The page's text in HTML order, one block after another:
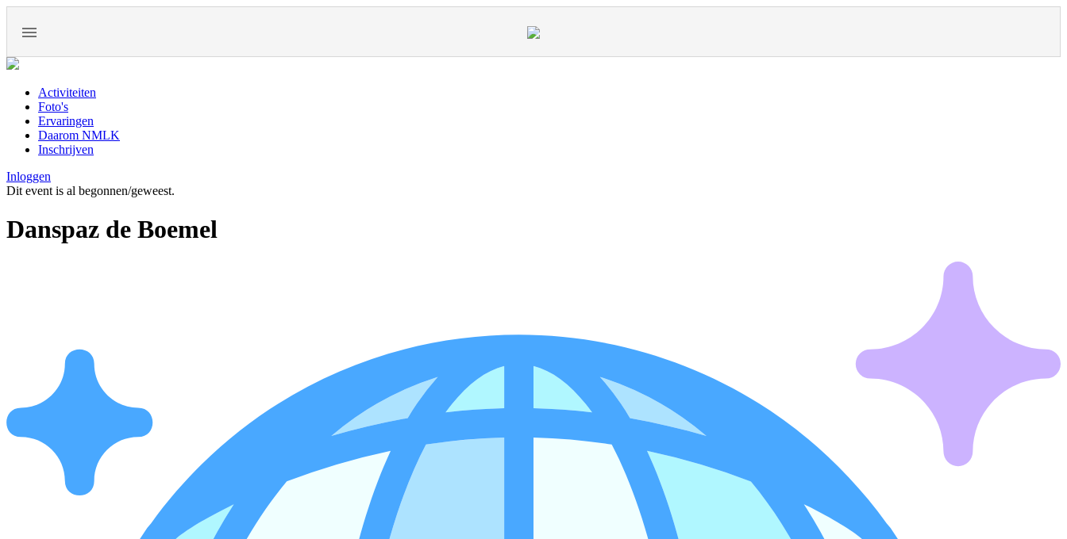
Activiteiten
Foto's
Ervaringen
Daarom NMLK
Inschrijven
Inloggen
Dit event is al begonnen/geweest.
Danspaz de Boemel